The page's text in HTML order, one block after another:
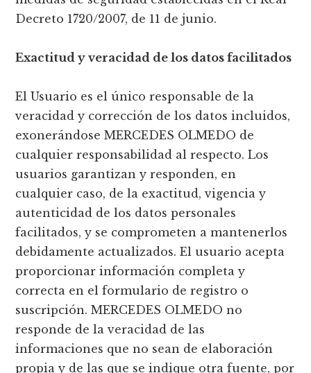
Decreto 1720/2007, de 11 de junio.
Exactitud y veracidad de los datos facilitados
El Usuario es el único responsable de la
veracidad y corrección de los datos incluidos,
exonerándose MERCEDES OLMEDO de
cualquier responsabilidad al respecto. Los
usuarios garantizan y responden, en
cualquier caso, de la exactitud, vigencia y
autenticidad de los datos personales
facilitados, y se comprometen a mantenerlos
debidamente actualizados. El usuario acepta
proporcionar información completa y
correcta en el formulario de registro o
suscripción. MERCEDES OLMEDO no
responde de la veracidad de las
informaciones que no sean de elaboración
propia y de las que se indique otra fuente, por